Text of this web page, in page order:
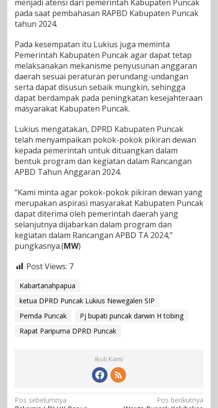
menjadi atensi dari pemerintah Kabupaten Puncak
pada saat pembahasan RAPBD Kabupaten Puncak
tahun 2024.
Pada kesempatan itu Lukius juga meminta
Pemerintah Kabupaten Puncak agar dapat tetap
melaksanakan mekanisme penyusunan anggaran
daerah sesuai peraturan perundang-undangan
serta dapat disusun sebaik mungkin, sehingga
dapat berdampak pada peningkatan kesejahteraan
masyarakat Kabupaten Puncak.
Lukius mengatakan, DPRD Kabupaten Puncak
telah menyampaikan pokok-pokok pikiran dewan
kepada pemerintah untuk dituangkan dalam
bentuk program dan kegiatan dalam Rancangan
APBD Tahun Anggaran 2024.
“Kami minta agar pokok-pokok pikiran dewan yang
merupakan aspirasi masyarakat Kabupaten Puncak
dapat diterima oleh pemerintah daerah yang
selanjutnya dijabarkan dalam program dan
kegiatan dalam Rancangan APBD TA 2024,”
pungkasnya.(MW)
Post Views: 7
Kabartanahpapua
ketua DPRD Puncak Lukius Newegalen SIP
Pemda Puncak
Pj bupati puncak darwin H tobing
Rapat Paripurna DPRD Puncak
Ikuti Kami
N
Pos sebelumnya
Pos berikutnya